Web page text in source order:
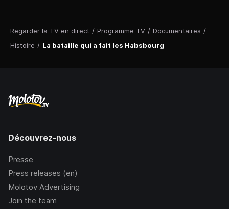
Regarder la TV en direct / Programme TV / Documentaires /
Histoire / La bataille qui a fait les Habsbourg
Découvrez-nous
Presse
Press releases (en)
Molotov Advertising
Join the team